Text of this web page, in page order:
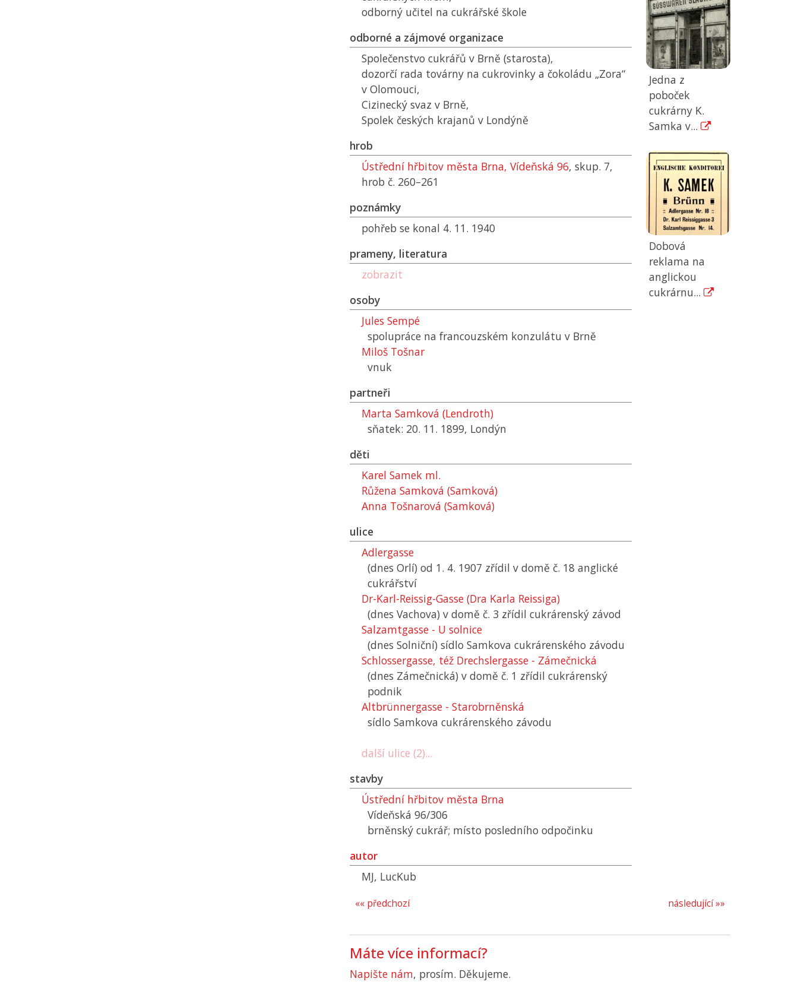
odborný učitel na cukrářské škole
odborné a zájmové organizace
Společenstvo cukrářů v Brně (starosta),
dozorčí rada továrny na cukrovinky a čokoládu „Zora“
v Olomouci,
Cizinecký svaz v Brně,
Spolek českých krajanů v Londýně
hrob
Ústřední hřbitov města Brna, Vídeňská 96, skup. 7,
hrob č. 260–261
poznámky
pohřeb se konal 4. 11. 1940
prameny, literatura
zobrazit
osoby
Jules Sempé
spolupráce na francouzském konzulátu v Brně
Miloš Tošnar
vnuk
partneři
Marta Samková (Lendroth)
sňatek: 20. 11. 1899, Londýn
děti
Karel Samek ml.
Růžena Samková (Samková)
Anna Tošnarová (Samková)
ulice
Adlergasse
(dnes Orlí) od 1. 4. 1907 zřídil v domě č. 18 anglické
cukrářství
Dr-Karl-Reissig-Gasse (Dra Karla Reissiga)
(dnes Vachova) v domě č. 3 zřídil cukrárenský závod
Salzamtgasse - U solnice
(dnes Solniční) sídlo Samkova cukrárenského závodu
Schlossergasse, též Drechslergasse - Zámečnická
(dnes Zámečnická) v domě č. 1 zřídil cukrárenský
podnik
Altbrünnergasse - Starobrněnská
sídlo Samkova cukrárenského závodu
další ulice (2)...
stavby
Ústřední hřbitov města Brna
Vídeňská 96/306
brněnský cukrář; místo posledního odpočinku
autor
MJ, LucKub
Jedna z
poboček
cukrárny K.
Samka v...
Dobová
reklama na
anglickou
cukrárnu...
následující »»
«« předchozí
Máte více informací?
Napište nám, prosím. Děkujeme.